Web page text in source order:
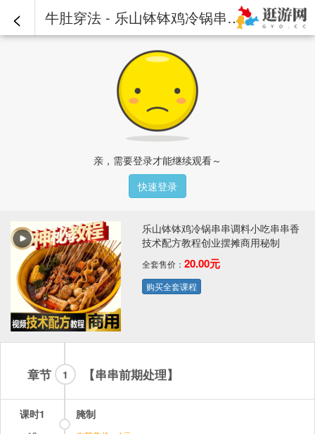
< 牛肚穿法 - 乐山钵钵鸡冷锅串串调料小吃串串香技术配方教程创业摆摊商用秘制
亲，需要登录才能继续观看～
快速登录
乐山钵钵鸡冷锅串串调料小吃串串香
技术配方教程创业摆摊商用秘制
全套售价： 20.00元
购买全套课程
章节 【串串前期处理】
1
课时1 腌制